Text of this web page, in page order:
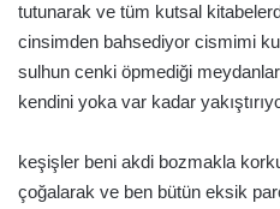
tutunarak ve tüm kutsal
cinsimden bahsediyor cismimi
sulhun cenki öpmediği
kendini yoka var kadar
keşişler beni akdi bozmakla
çoğalarak ve ben bütün eksik